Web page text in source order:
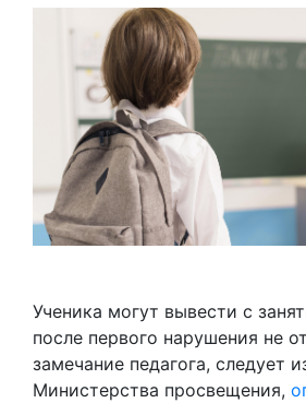
Ученика могут вывести с
после первого нарушения не
замечание педагога, следует
Министерства просвещения,